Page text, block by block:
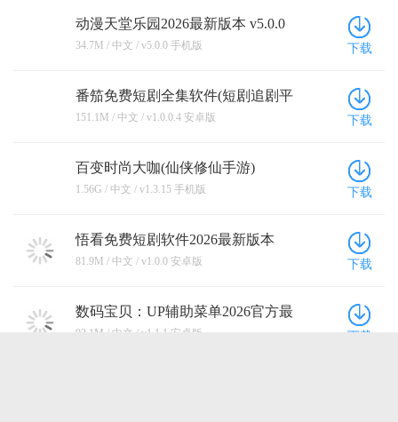
动漫天堂乐园2026最新版本 v5.0.0
手机版
34.7M / 中文 / v5.0.0 手机版 下载
番笳免费短剧全集软件(短剧追剧平
台) v1.0.0.4 安卓版
151.1M / 中文 / v1.0.0.4 安卓版 下载
百变时尚大咖(仙侠修仙手游)
v1.3.15 手机版
1.56G / 中文 / v1.3.15 手机版 下载
悟看免费短剧软件2026最新版本
v1.0.0 安卓版
81.9M / 中文 / v1.0.0 安卓版 下载
数码宝贝：UP辅助菜单2026官方最
新版本 v1.1.1 安卓版
92.1M / 中文 / v1.1.1 安卓版 下载